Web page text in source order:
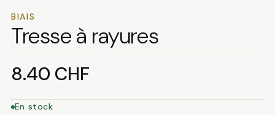
BIAIS
Tresse à rayures
8.40 CHF
En stock